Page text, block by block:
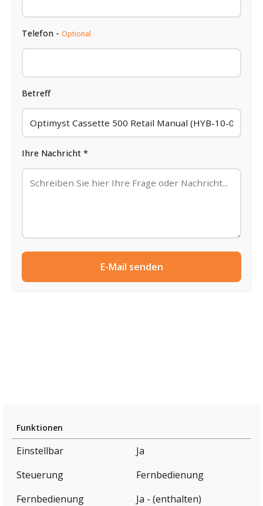
Telefon - Optional
Betreff
Ihre Nachricht *
E-Mail senden
Funktionen
Einstellbar
Ja
Steuerung
Fernbedienung
Fernbedienung
Ja - (enthalten)